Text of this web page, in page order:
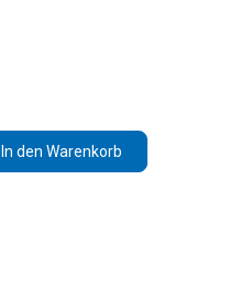
In den Warenkorb